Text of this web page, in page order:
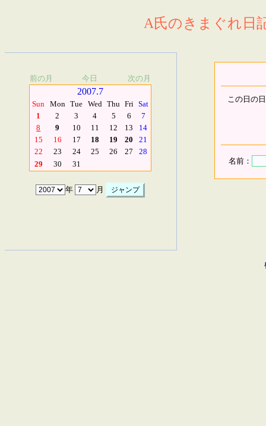
A氏のきまぐれ日
前の月 今日 次の月
2007.7
Sun Mon Tue Wed Thu Fri Sat
1
2 3 4 5 6
7
8
9 10 11 12 13
14
15
16 17 18 19 20
21
22
23 24 25 26 27
28
29
30 31
年 月
この日の
名前：